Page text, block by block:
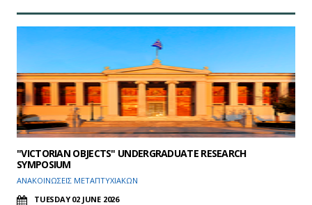
"VICTORIAN OBJECTS" UNDERGRADUATE RESEARCH
SYMPOSIUM
ΑΝΑΚΟΙΝΩΣΕΙΣ ΜΕΤΑΠΤΥΧΙΑΚΩΝ
TUESDAY 02 JUNE 2026